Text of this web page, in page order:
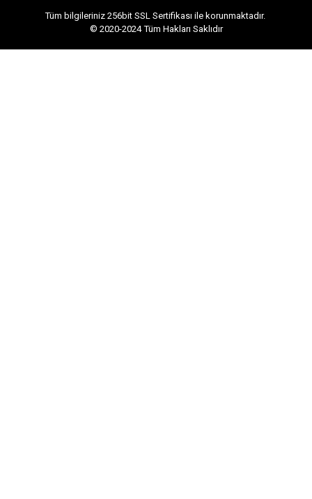
Tüm bilgileriniz 256bit SSL Sertifikası ile korunmaktadır.
© 2020-2024Tüm Hakları Saklıdır